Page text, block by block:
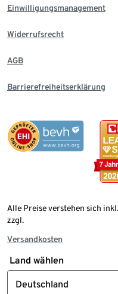
Einwilligungsmanagement
Widerrufsrecht
AGB
Barrierefreiheitserklärung
Alle Preise verstehen sich
zzgl.
Versandkosten
Land wählen
Deutschland